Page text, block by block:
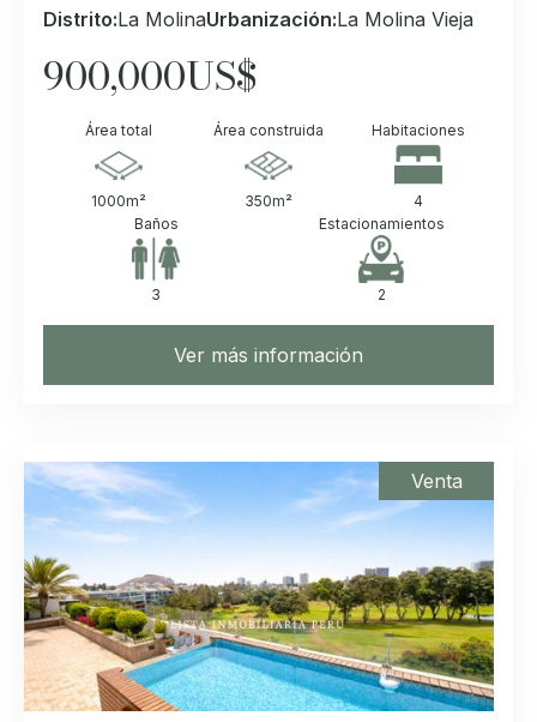
Distrito:La MolinaUrbanización:La Molina Vieja
900,000US$
Área total
1000m²
Área construida
350m²
Habitaciones
4
Baños
3
Estacionamientos
2
Ver más información
Venta